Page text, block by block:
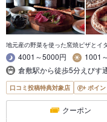
地元産の野菜を使った窯焼ピザとイ
4001～5000円
1001
倉敷駅から徒歩5分えびす
口コミ投稿特典対象店 ポイ
クーポン